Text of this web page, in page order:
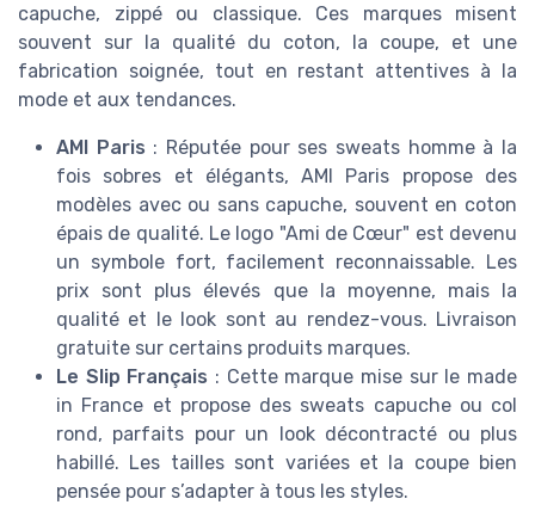
capuche, zippé ou classique. Ces marques misent
souvent sur la qualité du coton, la coupe, et une
fabrication soignée, tout en restant attentives à la
mode et aux tendances.
AMI Paris : Réputée pour ses sweats homme à la
fois sobres et élégants, AMI Paris propose des
modèles avec ou sans capuche, souvent en coton
épais de qualité. Le logo "Ami de Cœur" est devenu
un symbole fort, facilement reconnaissable. Les
prix sont plus élevés que la moyenne, mais la
qualité et le look sont au rendez-vous. Livraison
gratuite sur certains produits marques.
Le Slip Français : Cette marque mise sur le made
in France et propose des sweats capuche ou col
rond, parfaits pour un look décontracté ou plus
habillé. Les tailles sont variées et la coupe bien
pensée pour s’adapter à tous les styles.